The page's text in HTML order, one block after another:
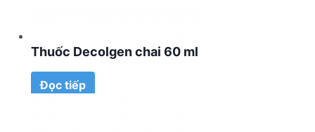
Thuốc Decolgen chai 60 ml
Đọc tiếp